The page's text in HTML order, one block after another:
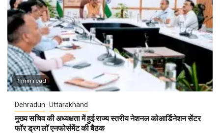
1 min read
Dehradun Uttarakhand
मुख्य सचिव की अध्यक्षता में हुई राज्य स्तरीय नेशनल कोआर्डिनेशन सेंटर
फॉर ड्रग लॉ एनफोर्समेंट की बैठक